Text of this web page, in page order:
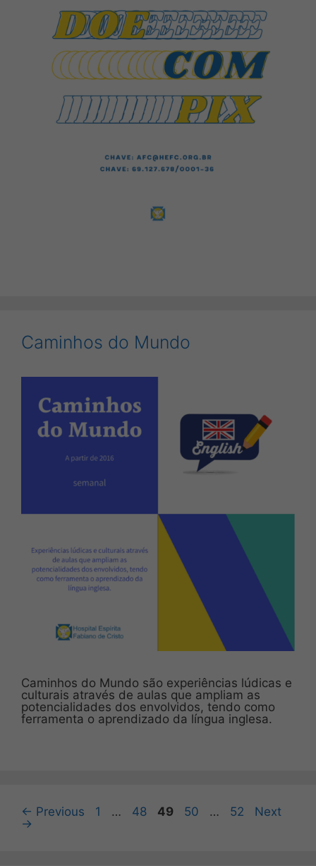
Caminhos do Mundo
Caminhos do Mundo são experiências lúdicas e
culturais através de aulas que ampliam as
potencialidades dos envolvidos, tendo como
ferramenta o aprendizado da língua inglesa.
← Previous Page
1 … Page
48 Page
49 Page
50 … Page
52
Next
→